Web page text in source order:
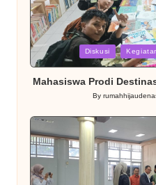
Posted
in
Diskusi
Mahasiswa Prodi
Posted
By